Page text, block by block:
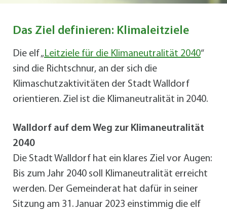
Das Ziel definieren: Klimaleitziele
Die elf „Leitziele für die Klimaneutralität 2040“
sind die Richtschnur, an der sich die
Klimaschutzaktivitäten der Stadt Walldorf
orientieren. Ziel ist die Klimaneutralität in 2040.
Walldorf auf dem Weg zur Klimaneutralität
2040
Die Stadt Walldorf hat ein klares Ziel vor Augen:
Bis zum Jahr 2040 soll Klimaneutralität erreicht
werden. Der Gemeinderat hat dafür in seiner
Sitzung am 31. Januar 2023 einstimmig die elf